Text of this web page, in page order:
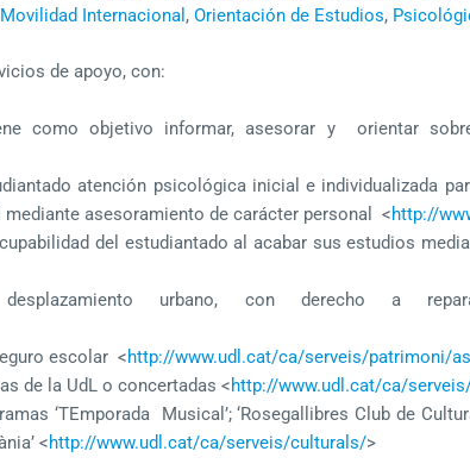
Movilidad Internacional , Orientación de Estudios,
de apoyo, con:
como objetivo informar, asesorar y orientar
atención psicológica inicial e individualizada
asesoramiento de carácter personal <http://
del estudiantado al acabar sus estudios
urbano, con derecho a
escolar <http://www.udl.cat/ca/serveis/patrimoni/
de la UdL o concertadas <http://www.udl.cat/ca/
‘TEmporada Musical’; ‘Rosegallibres Club de
<http://www.udl.cat/ca/serveis/culturals/>